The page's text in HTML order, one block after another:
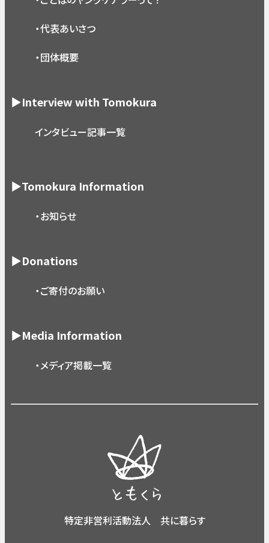
・代表あいさつ
・団体概要
▶Interview with Tomokura
インタビュー記事一覧
▶Tomokura Information
・お知らせ
▶Donations
・ご寄付のお願い
▶Media Information
・メディア掲載一覧
特定非営利活動法人 共に暮らす